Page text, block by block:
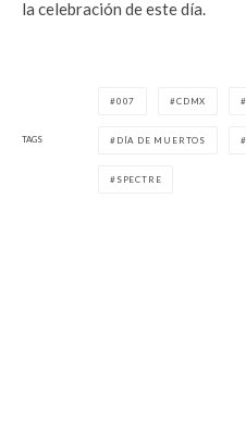
la celebración de este día.
TAGS
007 CDMX
DÍA DE MUERTOS
SPECTRE